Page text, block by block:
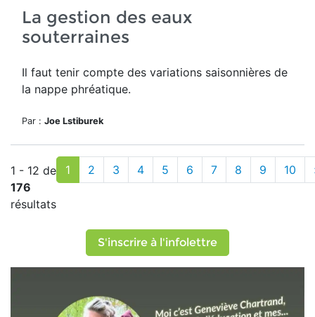
La gestion des eaux
souterraines
Il faut tenir compte des variations saisonnières de
la nappe phréatique.
Par : Joe Lstiburek
1 - 12 de
176
résultats
1 2 3 4 5 6 7 8 9 10
S'inscrire à l'infolettre